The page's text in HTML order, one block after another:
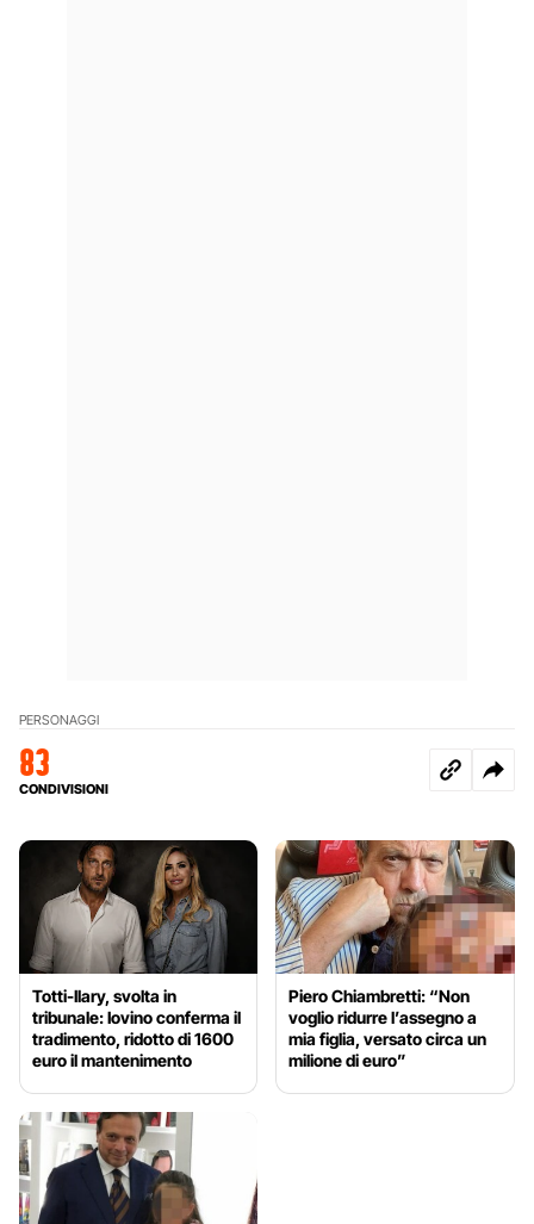
PERSONAGGI
83
CONDIVISIONI
Totti-Ilary, svolta in
tribunale: Iovino conferma il
tradimento, ridotto di 1600
euro il mantenimento
Piero Chiambretti: “Non
voglio ridurre l’assegno a
mia figlia, versato circa un
milione di euro”